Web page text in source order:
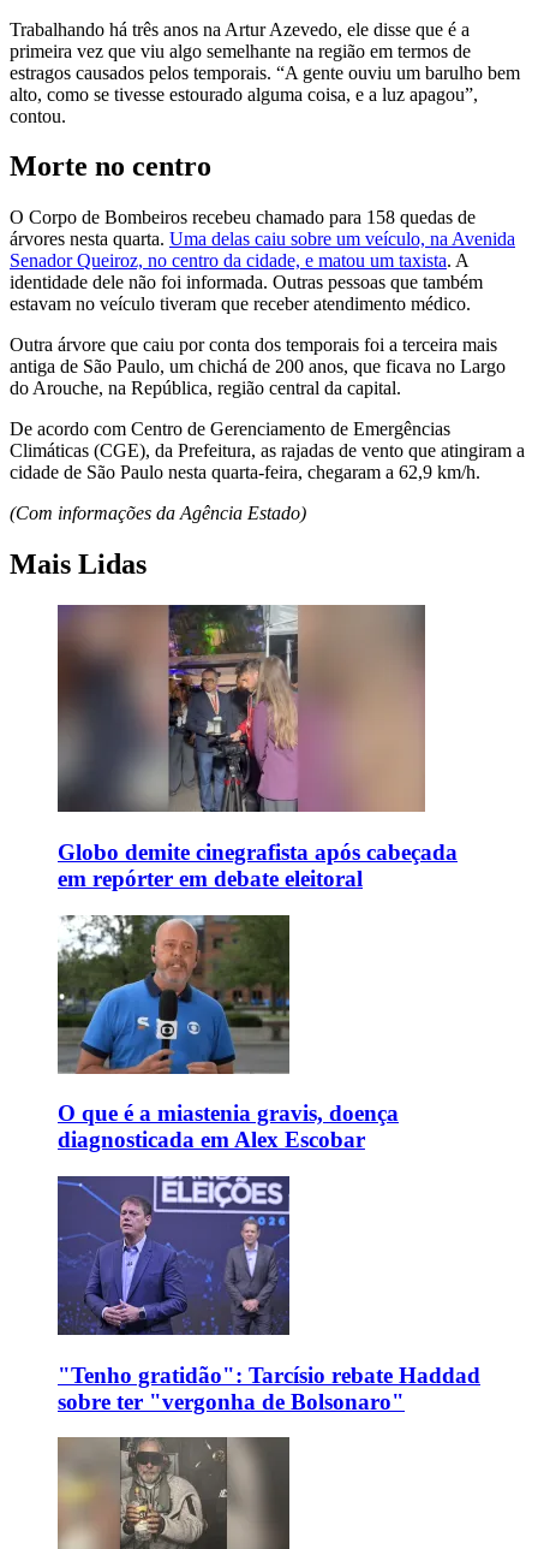
Trabalhando há três anos na Artur Azevedo, ele disse que é a
primeira vez que viu algo semelhante na região em termos de
estragos causados pelos temporais. “A gente ouviu um barulho bem
alto, como se tivesse estourado alguma coisa, e a luz apagou”,
contou.
Morte no centro
O Corpo de Bombeiros recebeu chamado para 158 quedas de
árvores nesta quarta. Uma delas caiu sobre um veículo, na Avenida
Senador Queiroz, no centro da cidade, e matou um taxista. A
identidade dele não foi informada. Outras pessoas que também
estavam no veículo tiveram que receber atendimento médico.
Outra árvore que caiu por conta dos temporais foi a terceira mais
antiga de São Paulo, um chichá de 200 anos, que ficava no Largo
do Arouche, na República, região central da capital.
De acordo com Centro de Gerenciamento de Emergências
Climáticas (CGE), da Prefeitura, as rajadas de vento que atingiram a
cidade de São Paulo nesta quarta-feira, chegaram a 62,9 km/h.
(Com informações da Agência Estado)
Mais Lidas
Globo demite cinegrafista após cabeçada
em repórter em debate eleitoral
O que é a miastenia gravis, doença
diagnosticada em Alex Escobar
"Tenho gratidão": Tarcísio rebate Haddad
sobre ter "vergonha de Bolsonaro"